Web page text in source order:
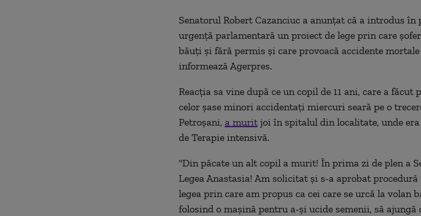
Senatorul Robert Cazanciuc a anunțat că a introdus în
urgenţă parlamentară un proiect de lege prin care
băuţi şi fără permis şi care provoacă accidente
informează Agerpres.
Reacţia sa vine după ce un copil de 11 ani, care a
celor şase minori accidentaţi miercuri seară pe o
Petroşani, a muritjoi în spitalul din localitate, unde
de Terapie intensivă.
"Din păcate un alt copil a murit! În prima zi de plen a
Legea Anastasia! Am solicitat şi s-a aprobat
legea prin care am propus ca cei care se urcă la volan
folosind o maşină pentru a-şi ucide semenii, să ajungă